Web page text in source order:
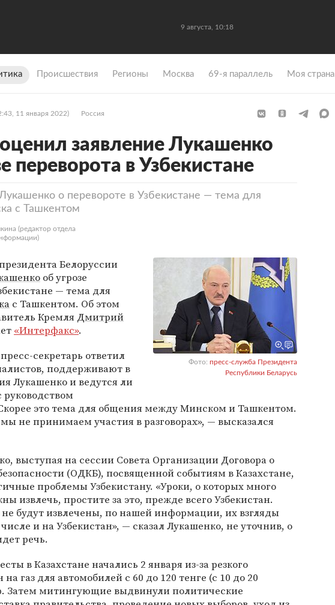
9 августа, 10:18
Происшествия Регионы Москва 69-я параллель Моя страна
11 января 2022) Россия
заявление Лукашенко
переворота в Узбекистане
Лукашенко о перевороте в Узбекистане — тема для
с Ташкентом
(редактор отдела
Фото: пресс-служба Президента
Республики Беларусь
Белоруссии
об угрозе
— тема для
с Ташкентом. Об этом
Кремля Дмитрий
«Интерфакс».
секретарь ответил
поддерживают в
Лукашенко и ведутся ли
руководством
это тема для общения между Минском и Ташкентом.
не принимаем участия в разговорах», — высказался
выступая на сессии Совета Организации Договора о
(ОДКБ), посвященной событиям в Казахстане,
проблемы Узбекистану. «Уроки, о которых много
извлечь, простите за это, прежде всего Узбекистан.
не будут извлечены, по нашей информации, их взгляды
и на Узбекистан», — сказал Лукашенко, не уточнив, о
речь.
в Казахстане начались 2 января из-за резкого
газ для автомобилей с 60 до 120 тенге (с 10 до 20
Затем митингующие выдвинули политические